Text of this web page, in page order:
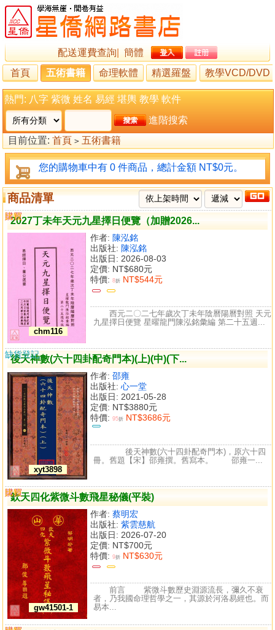
配送運費查詢
簡體
首頁
五術書籍 命理軟體 精選羅盤 教學VCD/DVD
熱門: 八字 紫微 姓名 易經 堪輿 教學 軟件
進階搜索
目前位置: 首頁 > 五術書籍
您的購物車中有 0 件商品，總計金額 NT$0元。
商品清單
2027丁未年天元九星擇日便覽（加贈2026...
chm116
作者: 陳泓銘
出版社: 陳泓銘
出版日: 2026-08-03
定價: NT$680元
特價: 8折 NT$544元
購買
比較
西元二〇二七年歲次丁未年陰曆陽曆對照 天元
九星擇日便覽 星曜龍門陳泓銘彙編 第二十五週...
後天神數(六十四卦配奇門本)(上)(中)(下...
xyt3898
作者: 邵雍
出版社: 心一堂
出版日: 2021-05-28
定價: NT$3880元
特價: 95折 NT$3686元
缺貨登記
後天神數(六十四卦配奇門本)，原六十四
冊。舊題【宋】邵雍撰。舊寫本。 邵雍一...
欽天四化紫微斗數飛星秘儀(平裝)
gw41501-1
作者: 蔡明宏
出版社: 紫雲慈航
出版日: 2026-07-20
定價: NT$700元
特價: 9折 NT$630元
購買
比較
前言 紫微斗數歷史淵源流長，彌久不衰
者，乃我國命理哲學之一，其源於河洛易經也。而
易本...